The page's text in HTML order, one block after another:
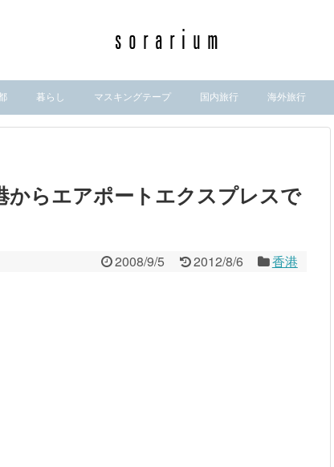
暮らし マスキングテープ 国内旅行 海外旅行
からエアポートエクスプレスで
2008/9/5 2012/8/6 香港